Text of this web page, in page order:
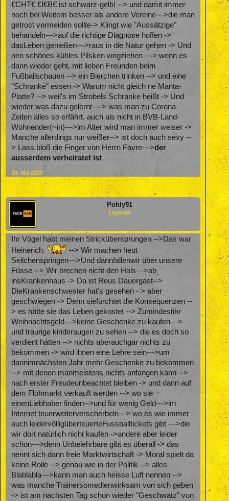
€CHT€ £I€B€ ist schwarz-gelb! --> und damit immer
noch bei Weitem besser als andere Vereine--->die man
getrost vermeiden sollte-> Klingt wie "Aussätzige"
behandeln--->auf die richtige Diagnose hoffen ->
dasLeben genießen--->raus in die Natur gehen -> Und
nen schönes kühles Pilsken wegziehen ---> wenn es
dann wieder geht, mit lieben Freunden beim
Fußballschauen --> ein Bierchen trinken --> und eine
"Schranke" essen -> Warum nicht gleich ne Manta-
Platte? --> weil's im Strobels Schranke heißt -> Und
wieder was dazu gelernt ---> was man zu Corona-
Zeiten alles so erfährt, auch als nicht in BVB-Land-
Wohnender(~in)--->im Alter wird man immer weiser ->
Manche allerdings nur weißer--> ist doch auch sexy --
> Lass bloß die Finger von Herrn Favre--->der
ausserdem verheiratet ist
28. Mai 2020
Pohly91
Legende
Ihr Vögel habt meinen Strickübersprungen -->Das war
Heinerich.
--> Wir machen heut
Seilchenspringen--->Und dannfallenwir über unsere
Füsse --> Wir brechen nicht den Hals--->ab
insKrankenhaus -> Da ist Reus Dauergast-->
DieKrankenschwester hat's gesehen - > aber
geschwiegen -> Denn siefürchtet die Konsequenzen --
> es hätte sie das Leben gekostet --> Zumindestihr
Weihnachtsgeld--->keine Geschenke zu kaufen--->
und traurige kinderaugen zu sehen --> die es doch so
verdient hätten --> nichts aberauchgar nichts zu
bekommen -> wird ihnen eine Lehre sein--->um
dannimnächsten Jahr mehr Geschenke zu bekommen
--> mit denen manmeistens nichts anfangen kann -->
nach erster Freudeunbeachtet bleiben -> und dann auf
dem Flohmarkt verkauft werden --> wo sie
einenLiebhaber finden-->und für wenig Geld--->im
Internet teuerweiterverscherbeln --> wo es wie immer
auch leidervölligüberteuerteFussballtickets gibt —>die
wir dort natürlich nicht kaufen ->andere aber leider
schon--->denn Unbelehrbare gibt es überall -> das
nennt sich dann freie Marktwirtschaft -> Moral spielt da
keine Rolle --> genau wie in der Politik --> alles
Blablabla--->kann man auch heisse Luft nennen -->
was manche Trainersomedienwirksam von sich geben
-> ist am nächsten Tag schon wieder "Geschwätz" von